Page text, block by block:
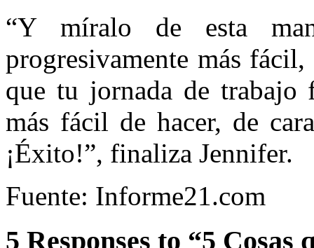
“Y míralo de esta
progresivamente más
que tu jornada de trabajo
más fácil de hacer, de
¡Éxito!”, finaliza Jennifer.
Fuente: Informe21.com
5 Responses to “5 Cosas